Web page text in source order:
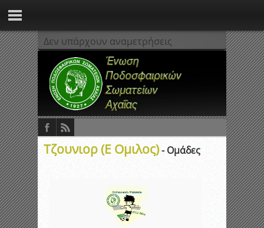
Δεν υπάρχουν αναμετρήσεις
Τζουνιορ (Ε Ομιλος)- Ομάδες